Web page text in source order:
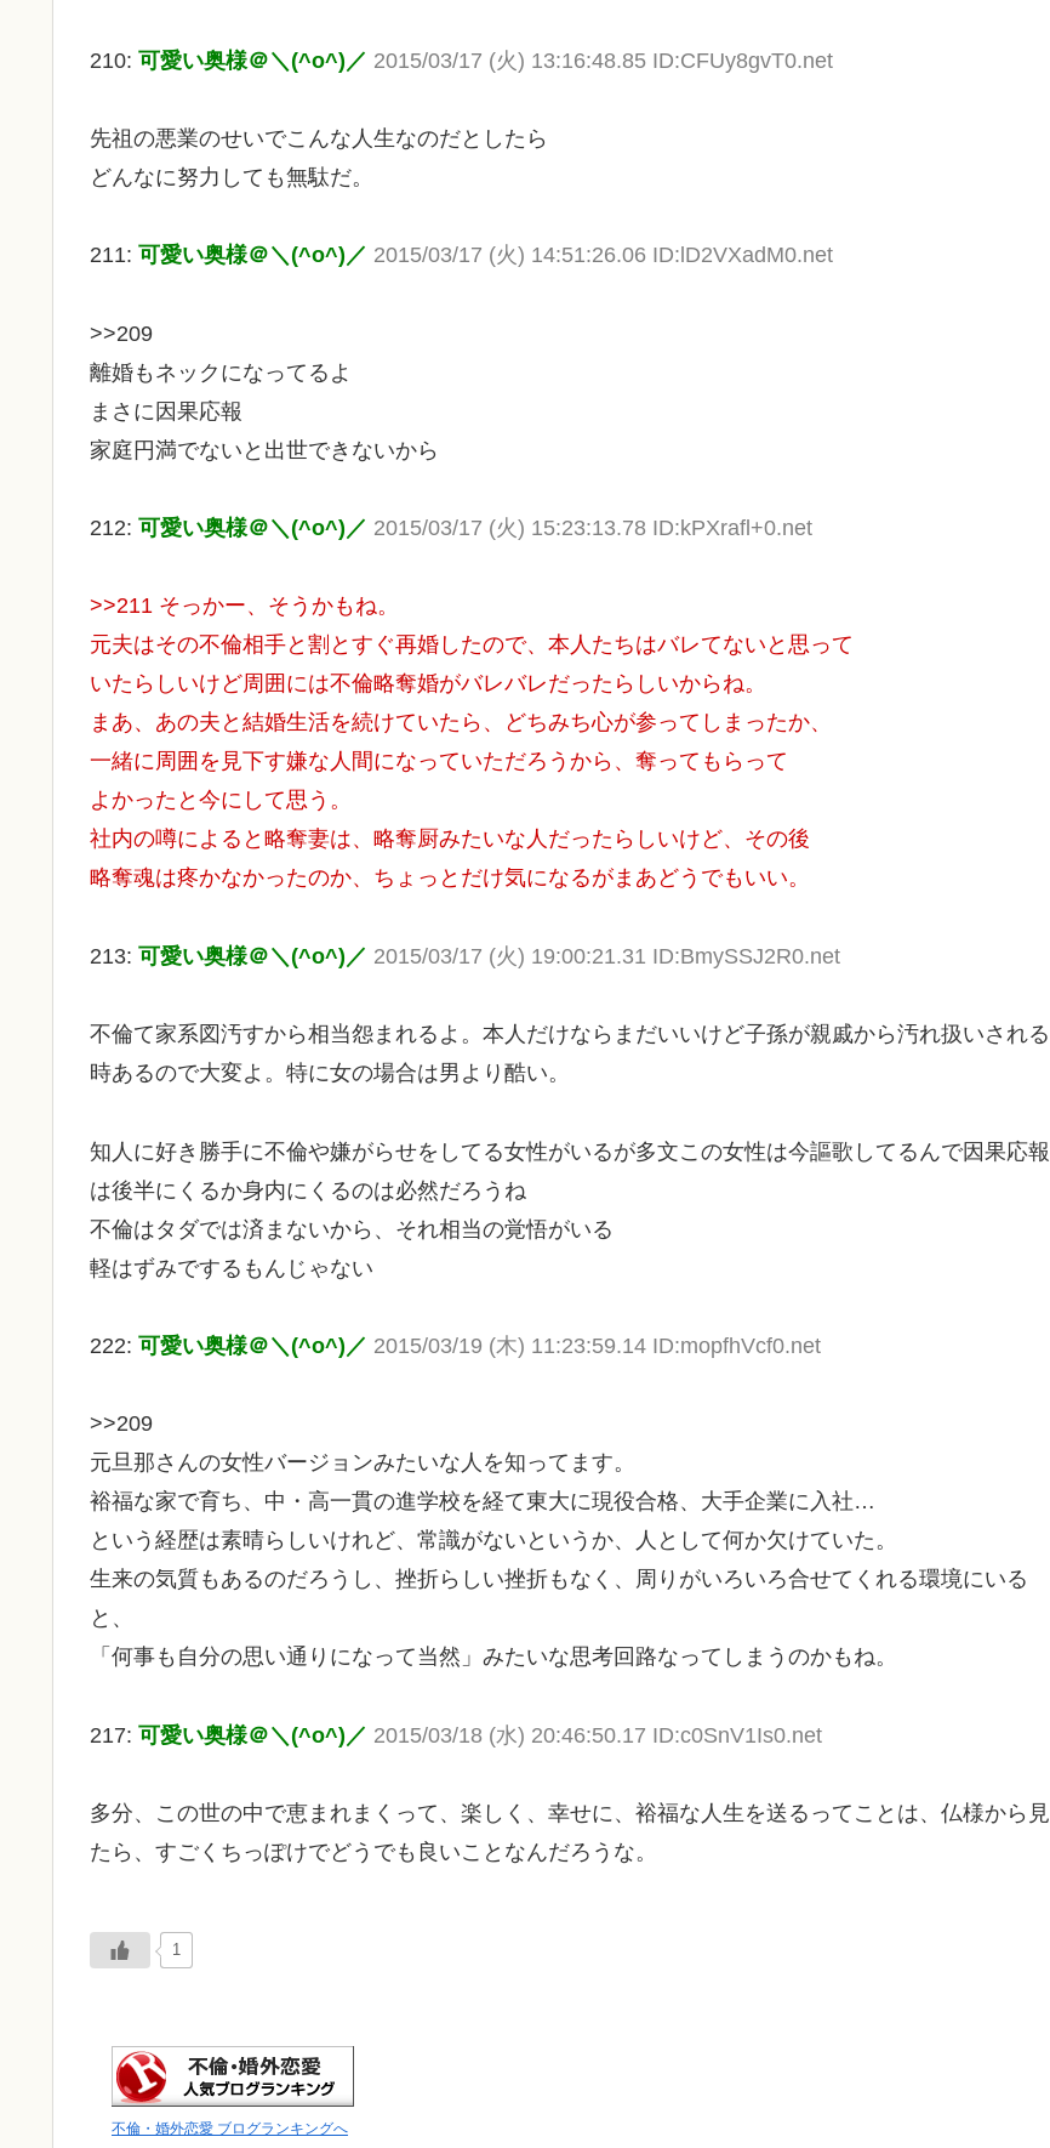
210: 可愛い奥様＠＼(^o^)／ 2015/03/17 (火) 13:16:48.85 ID:CFUy8gvT0.net
先祖の悪業のせいでこんな人生なのだとしたら
どんなに努力しても無駄だ。
211: 可愛い奥様＠＼(^o^)／ 2015/03/17 (火) 14:51:26.06 ID:lD2VXadM0.net
>>209
離婚もネックになってるよ
まさに因果応報
家庭円満でないと出世できないから
212: 可愛い奥様＠＼(^o^)／ 2015/03/17 (火) 15:23:13.78 ID:kPXrafl+0.net
>>211 そっかー、そうかもね。
元夫はその不倫相手と割とすぐ再婚したので、本人たちはバレてないと思って
いたらしいけど周囲には不倫略奪婚がバレバレだったらしいからね。
まあ、あの夫と結婚生活を続けていたら、どちみち心が参ってしまったか、
一緒に周囲を見下す嫌な人間になっていただろうから、奪ってもらって
よかったと今にして思う。
社内の噂によると略奪妻は、略奪厨みたいな人だったらしいけど、その後
略奪魂は疼かなかったのか、ちょっとだけ気になるがまあどうでもいい。
213: 可愛い奥様＠＼(^o^)／ 2015/03/17 (火) 19:00:21.31 ID:BmySSJ2R0.net
不倫て家系図汚すから相当怨まれるよ。本人だけならまだいいけど子孫が親戚から汚れ扱いされる
時あるので大変よ。特に女の場合は男より酷い。
知人に好き勝手に不倫や嫌がらせをしてる女性がいるが多文この女性は今謳歌してるんで因果応報
は後半にくるか身内にくるのは必然だろうね
不倫はタダでは済まないから、それ相当の覚悟がいる
軽はずみでするもんじゃない
222: 可愛い奥様＠＼(^o^)／ 2015/03/19 (木) 11:23:59.14 ID:mopfhVcf0.net
>>209
元旦那さんの女性バージョンみたいな人を知ってます。
裕福な家で育ち、中・高一貫の進学校を経て東大に現役合格、大手企業に入社…
という経歴は素晴らしいけれど、常識がないというか、人として何か欠けていた。
生来の気質もあるのだろうし、挫折らしい挫折もなく、周りがいろいろ合せてくれる環境にいる
と、
「何事も自分の思い通りになって当然」みたいな思考回路なってしまうのかもね。
217: 可愛い奥様＠＼(^o^)／ 2015/03/18 (水) 20:46:50.17 ID:c0SnV1Is0.net
多分、この世の中で恵まれまくって、楽しく、幸せに、裕福な人生を送るってことは、仏様から見
たら、すごくちっぽけでどうでも良いことなんだろうな。
1
不倫・婚外恋愛 ブログランキングへ